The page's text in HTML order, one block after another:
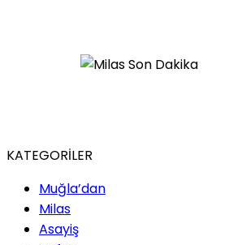
KATEGORİLER
Muğla’dan
Milas
Asayiş